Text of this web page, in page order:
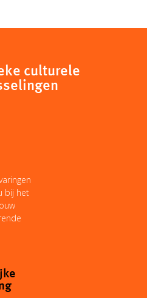
culturele
bij het